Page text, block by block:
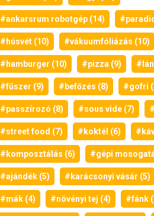
#ankarsrum robotgép (14)
#húsvét (10) #vákuumfóliázás (10)
#hamburger (10) #pizza (9)
#fűszer (9) #befőzés (8) #gofri
#passzírozó (8) #sous vide (7)
#street food (7) #koktél (6)
#komposztálás (6) #gépi
#ajándék (5) #karácsonyi vásár (5)
#mák (4) #növényi tej (4) #fánk